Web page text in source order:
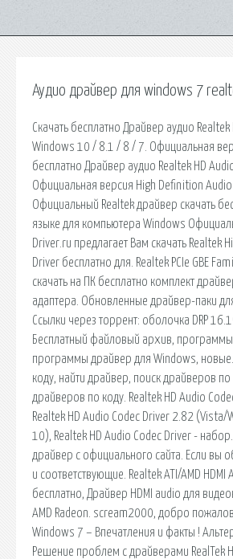
Аудио драйвер для windows 7
Скачать бесплатно Драйвер аудио
Windows 10 / 8.1 / 8 / 7. Официальная
бесплатно Драйвер аудио Realtek HD
Официальная версия High Definition Audio
Официальный Realtek драйвер скачать
языке для компьютера Windows
Driver.ru предлагает Вам скачать Realtek
Driver бесплатно для. Realtek PCIe GBE
скачать на ПК бесплатно комплект
адаптера. Обновленные драйвер-паки
Ссылки через торрент: оболочка DRP
Бесплатный файловый архив, программы
программы драйвер для Windows,
коду, найти драйвер, поиск драйверов по
драйверов по коду. Realtek HD Audio
Realtek HD Audio Codec Driver 2.82 (Vista/
10), Realtek HD Audio Codec Driver - набор.
драйвер с официального сайта. Если вы
и соответствующие. Realtek ATI/AMD HDMI
бесплатно, Драйвер HDMI audio для
AMD Radeon. scream2000, добро
Windows 7 – Впечатления и факты !
Решение проблем с драйверами RealTek